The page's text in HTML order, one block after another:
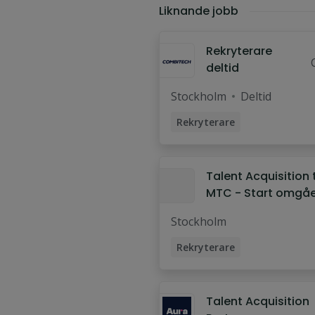
Liknande jobb
Rekryterare
deltid
Stockholm
Deltid
Rekryterare
Talent Acquisition
MTC - Start
Stockholm
Rekryterare
Talent Acquisition